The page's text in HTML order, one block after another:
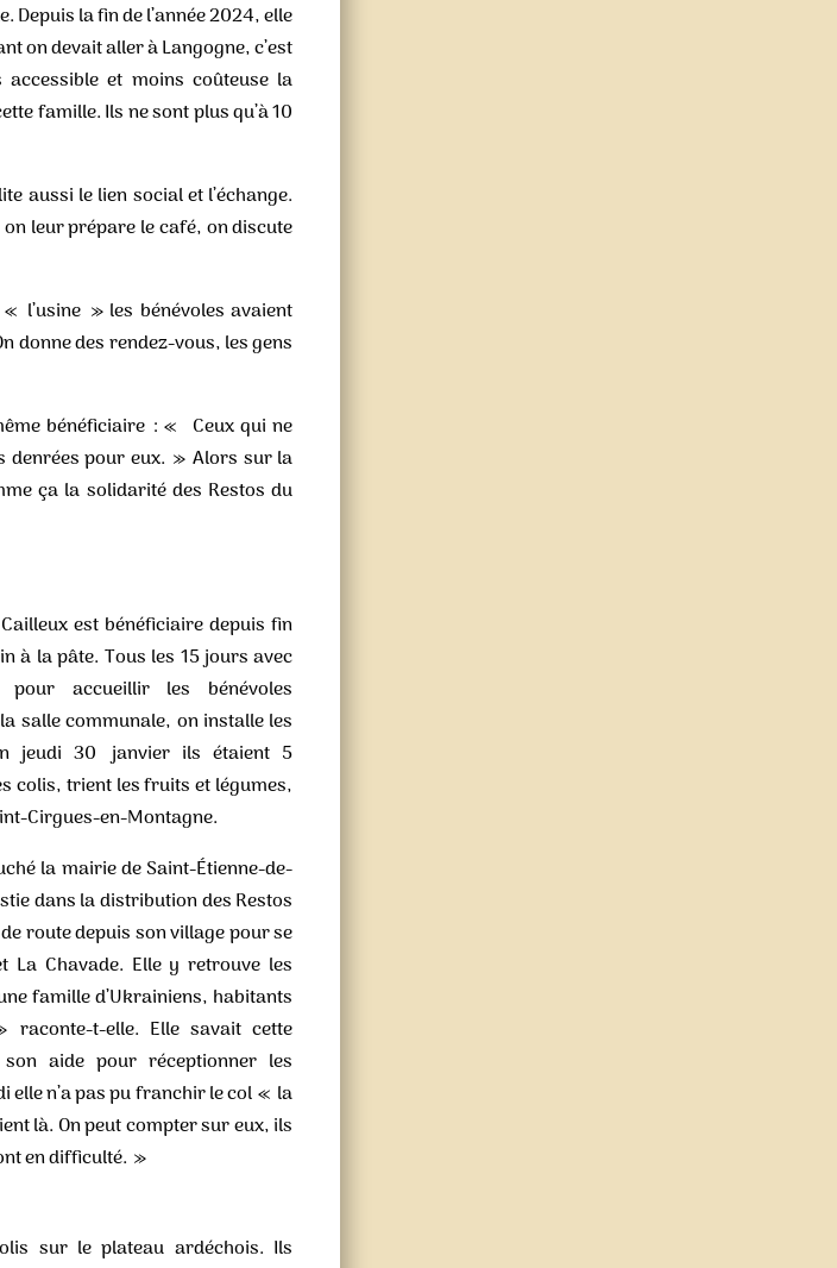
Depuis la fin de l’année 2024, elle
on devait aller à Langogne, c’est
et moins coûteuse la
famille. Ils ne sont plus qu’à 10
aussi le lien social et l’échange.
leur prépare le café, on discute
l’usine » les bénévoles avaient
donne des rendez-vous, les gens
bénéficiaire : « Ceux qui ne
denrées pour eux. » Alors sur la
ça la solidarité des Restos du
est bénéficiaire depuis fin
à la pâte. Tous les 15 jours avec
accueillir les bénévoles
salle communale, on installe les
jeudi 30 janvier ils étaient 5
colis, trient les fruits et légumes,
Cirgues-en-Montagne.
la mairie de Saint-Étienne-de-
dans la distribution des Restos
route depuis son village pour se
Chavade. Elle y retrouve les
famille d’Ukrainiens, habitants
t-elle. Elle savait cette
aide pour réceptionner les
elle n’a pas pu franchir le col « la
là. On peut compter sur eux, ils
en difficulté. »
sur le plateau ardéchois. Ils